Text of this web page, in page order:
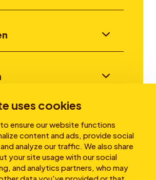
uses cookies
ensure our website functions
content and ads, provide social
analyze our traffic. We also share
your site usage with our social
and analytics partners, who may